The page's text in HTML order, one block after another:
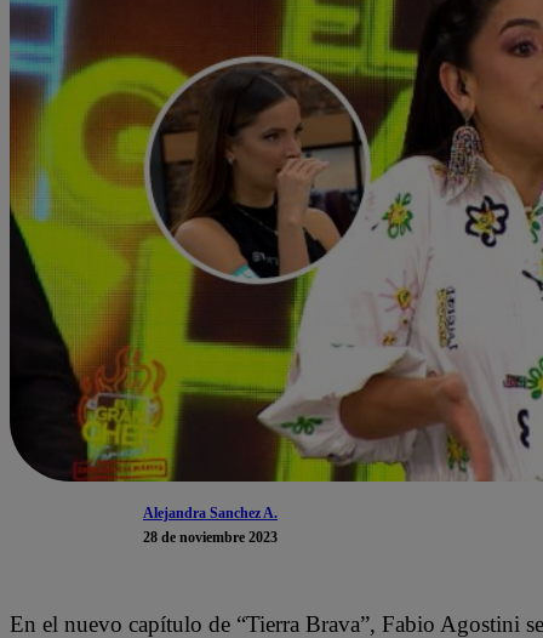
Alejandra Sanchez A.
28 de noviembre 2023
En el nuevo capítulo de “Tierra Brava”, Fabio Agostini